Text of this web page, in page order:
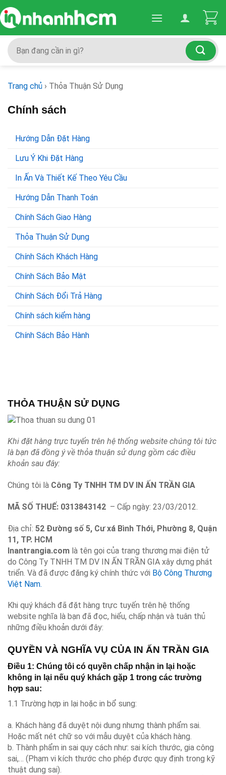
Skip
to
content
Search
for:
Trang chủ › Thỏa Thuận Sử Dụng
Chính sách
Hướng Dẫn Đặt Hàng
Lưu Ý Khi Đặt Hàng
In Ấn Và Thiết Kế Theo Yêu Cầu
Hướng Dẫn Thanh Toán
Chính Sách Giao Hàng
Thỏa Thuận Sử Dụng
Chính Sách Khách Hàng
Chính Sách Bảo Mật
Chính Sách Đổi Trả Hàng
Chính sách kiểm hàng
Chính Sách Bảo Hành
THỎA THUẬN SỬ DỤNG
Khi đặt hàng trực tuyến trên hệ thống website chúng tôi tức
là bạn đã đồng ý về thỏa thuận sử dụng gồm các điều
khoản sau đây:
Chúng tôi là Công Ty TNHH TM DV IN ẤN TRẦN GIA
MÃ SỐ THUẾ: 0313843142 – Cấp ngày: 23/03/2012.
Địa chỉ: 52 Đường số 5, Cư xá Bình Thới, Phường 8, Quận
11, TP. HCM
Inantrangia.com là tên gọi của trang thương mại điện tử
do Công Ty TNHH TM DV IN ẤN TRẦN GIA xây dựng phát
triển. Và đã được đăng ký chính thức với Bộ Công Thương
Việt Nam.
Khi quý khách đã đặt hàng trực tuyến trên hệ thống
website nghĩa là bạn đã đọc, hiểu, chấp nhận và tuân thủ
những điều khoản dưới đây:
QUYỀN VÀ NGHĨA VỤ CỦA IN ẤN TRẦN GIA
Điều 1: Chúng tôi có quyền chấp nhận in lại hoặc
không in lại nếu quý khách gặp 1 trong các trường
hợp sau:
1.1 Trường hợp in lại hoặc in bổ sung:
a. Khách hàng đã duyệt nội dung nhưng thành phẩm sai.
Hoặc mất nét chữ so với mẫu duyệt của khách hàng.
b. Thành phẩm in sai quy cách như: sai kích thước, gia công
sai,… (Phạm vi kích thước cho phép được quy định trong kỹ
thuật dung sai).